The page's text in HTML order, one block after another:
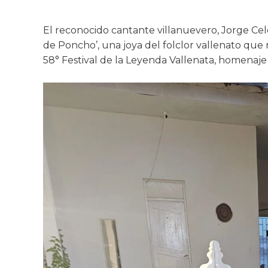
El reconocido cantante villanuevero, Jorge
de Poncho’, una joya del folclor vallenato
58° Festival de la Leyenda Vallenata,